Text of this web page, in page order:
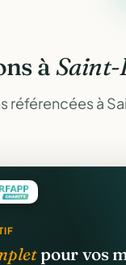
à
référencées à
pour vos